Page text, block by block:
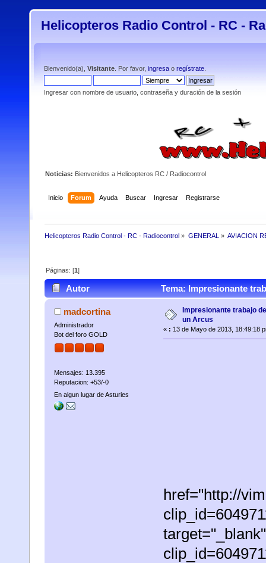
Helicopteros Radio Control - RC -
Bienvenido(a), Visitante . Por favor, ingresa o regístrate
Ingresar con nombre de usuario, contraseña y duración de la sesión
Noticias: Bienvenidos a Helicopteros RC / Radiocontrol
Inicio Forum Ayuda Buscar Ingresar Registrarse
Helicopteros Radio Control - RC - Radiocontrol » GENERAL » AVIACION
Páginas: [1]
Autor Tema: Impresionante
madcortina
Administrador
Bot del foro GOLD
Mensajes: 13.395
Reputacion: +53/-0
En algun lugar de Asturies
Impresionante trabajo
un Arcus
« : 13 de Mayo de 2013, 18:49:18
href="http://